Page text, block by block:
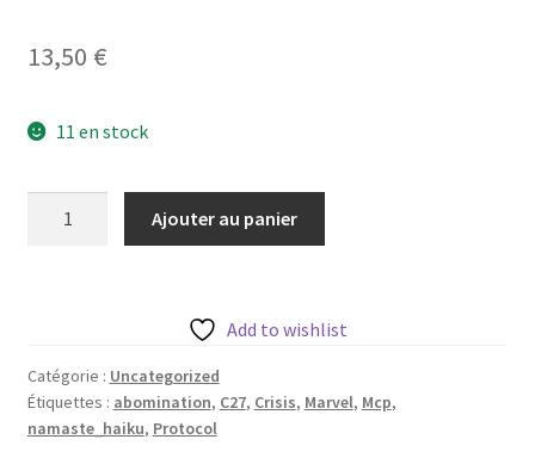
13,50 €
11 en stock
de
c27
avec
Ajouter au panier
Add to wishlist
Catégorie : Uncategorized
Étiquettes : abomination, C27, Crisis, Marvel, Mcp,
namaste_haiku, Protocol